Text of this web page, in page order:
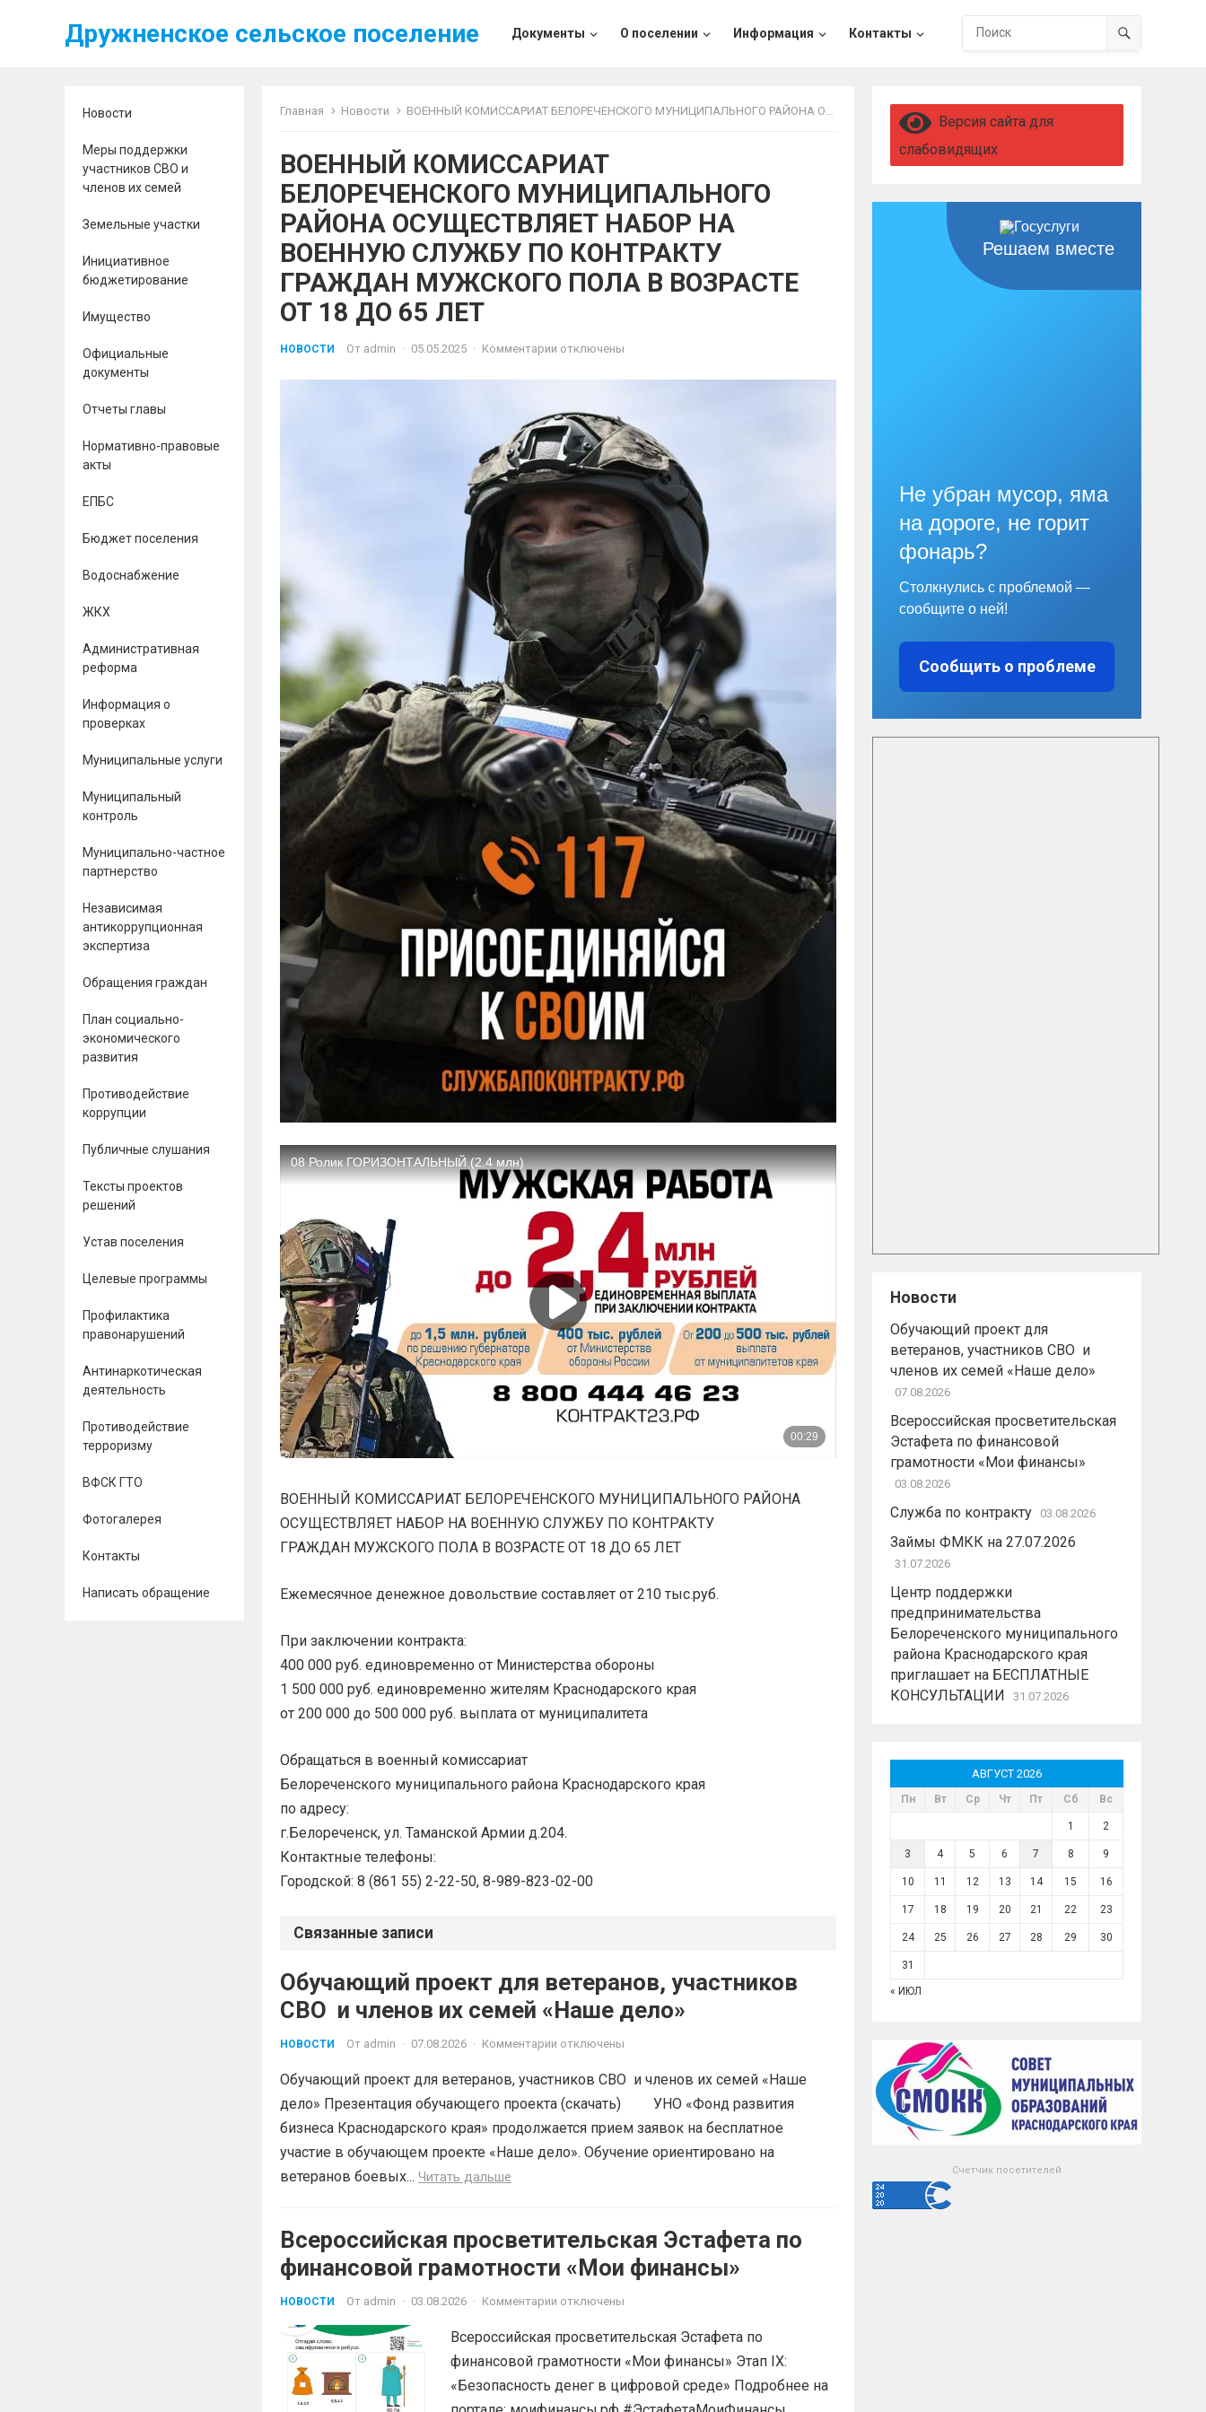
Дружненское сельское поселение Документы О поселении Информация Контакты
Новости
Меры поддержки
участников СВО и
членов их семей
Земельные участки
Инициативное
бюджетирование
Имущество
Официальные
документы
Отчеты главы
Нормативно-правовые
акты
ЕПБС
Бюджет поселения
Водоснабжение
ЖКХ
Административная
реформа
Информация о
проверках
Муниципальные услуги
Муниципальный
контроль
Муниципально-частное
партнерство
Независимая
антикоррупционная
экспертиза
Обращения граждан
План социально-
экономического
развития
Противодействие
коррупции
Публичные слушания
Тексты проектов
решений
Устав поселения
Целевые программы
Профилактика
правонарушений
Антинаркотическая
деятельность
Противодействие
терроризму
ВФСК ГТО
Фотогалерея
Контакты
Написать обращение
Главная Новости ВОЕННЫЙ КОМИССАРИАТ БЕЛОРЕЧЕНСКОГО МУНИЦИПАЛЬНОГО РАЙОНА ОСУЩЕСТВЛЯЕТ НАБОР НА ВОЕННУЮ СЛУЖБУ ПО КОНТРАКТУ ГРАЖДАН МУЖСКОГО ПОЛА В ВОЗРАСТЕ ОТ 18 ДО 65 ЛЕТ
ВОЕННЫЙ КОМИССАРИАТ
БЕЛОРЕЧЕНСКОГО МУНИЦИПАЛЬНОГО
РАЙОНА ОСУЩЕСТВЛЯЕТ НАБОР НА
ВОЕННУЮ СЛУЖБУ ПО КОНТРАКТУ
ГРАЖДАН МУЖСКОГО ПОЛА В ВОЗРАСТЕ
ОТ 18 ДО 65 ЛЕТ
НОВОСТИ От admin · 05.05.2025 · Комментарии отключены
ВОЕННЫЙ КОМИССАРИАТ БЕЛОРЕЧЕНСКОГО МУНИЦИПАЛЬНОГО РАЙОНА
ОСУЩЕСТВЛЯЕТ НАБОР НА ВОЕННУЮ СЛУЖБУ ПО КОНТРАКТУ
ГРАЖДАН МУЖСКОГО ПОЛА В ВОЗРАСТЕ ОТ 18 ДО 65 ЛЕТ
Ежемесячное денежное довольствие составляет от 210 тыс.руб.
При заключении контракта:
400 000 руб. единовременно от Министерства обороны
1 500 000 руб. единовременно жителям Краснодарского края
от 200 000 до 500 000 руб. выплата от муниципалитета
Обращаться в военный комиссариат
Белореченского муниципального района Краснодарского края
по адресу:
г.Белореченск, ул. Таманской Армии д.204.
Контактные телефоны:
Городской: 8 (861 55) 2-22-50, 8-989-823-02-00
Связанные записи
Обучающий проект для ветеранов, участников
СВО и членов их семей «Наше дело»
НОВОСТИ От admin · 07.08.2026 · Комментарии отключены
Обучающий проект для ветеранов, участников СВО и членов их семей «Наше
дело» Презентация обучающего проекта (скачать) УНО «Фонд развития
бизнеса Краснодарского края» продолжается прием заявок на бесплатное
участие в обучающем проекте «Наше дело». Обучение ориентировано на
ветеранов боевых... Читать дальше
Всероссийская просветительская Эстафета по
финансовой грамотности «Мои финансы»
НОВОСТИ От admin · 03.08.2026 · Комментарии отключены
Всероссийская просветительская Эстафета по
финансовой грамотности «Мои финансы» Этап IX:
«Безопасность денег в цифровой среде» Подробнее на
Версия сайта для
слабовидящих
Решаем вместе
Не убран мусор, яма
на дороге, не горит
фонарь?
Столкнулись с проблемой —
сообщите о ней!
Сообщить о проблеме
Новости
Обучающий проект для
ветеранов, участников СВО и
членов их семей «Наше дело»
07.08.2026
Всероссийская просветительская
Эстафета по финансовой
грамотности «Мои финансы»
03.08.2026
Служба по контракту 03.08.2026
Займы ФМКК на 27.07.2026
31.07.2026
Центр поддержки
предпринимательства
Белореченского муниципального
района Краснодарского края
приглашает на БЕСПЛАТНЫЕ
КОНСУЛЬТАЦИИ
31.07.2026
АВГУСТ 2026
Пн Вт Ср Чт Пт Сб Вс
1 2
3 4 5 6 7 8 9
10 11 12 13 14 15 16
17 18 19 20 21 22 23
24 25 26 27 28 29 30
31
« ИЮЛ
Счетчик посетителей